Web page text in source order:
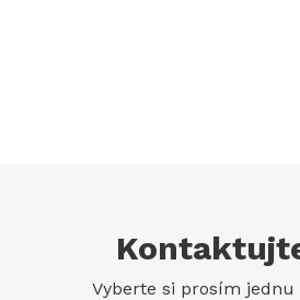
Vyberte si prosím jednu